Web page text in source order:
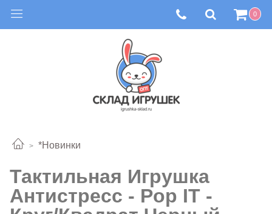
0
*Новинки
Тактильная Игрушка
Антистресс - Pop IT -